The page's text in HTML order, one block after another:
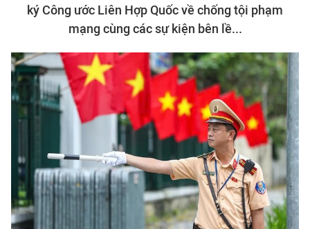
ký Công ước Liên Hợp Quốc về chống tội phạm
mạng cùng các sự kiện bên lề...